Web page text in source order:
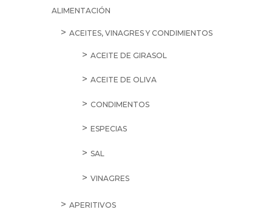
ALIMENTACIÓN
ACEITES, VINAGRES Y CONDIMIENTOS
ACEITE DE GIRASOL
ACEITE DE OLIVA
CONDIMENTOS
ESPECIAS
SAL
VINAGRES
APERITIVOS